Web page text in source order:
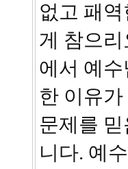
없고 패
게 참으
에서 예
한 이유
문제를
니다. 예